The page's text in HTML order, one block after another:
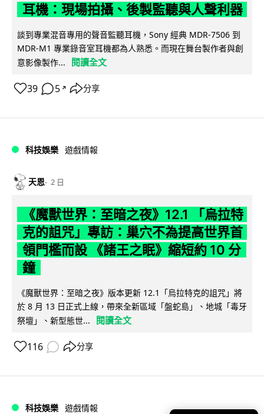
耳機：現場拍攝、後製監聽與人聲利器
談到專業混音專用的聲音監聽耳機，Sony 經典 MDR-7506 到
MDR-M1 專業錄音室耳機都為人熟悉。而現在舞台製作者與創
意影像製作...
閱讀全文
39 5 ↗ 分享
科技娛樂 遊戲情報
天恩 2 日
《魔獸世界：至暗之夜》12.1 「烏拉特
克的詛咒」專訪：巢穴不為提高世界首
領門檻而設 《諸王之眠》縮短約 10 分
鐘
《魔獸世界：至暗之夜》版本更新 12.1「烏拉特克的詛咒」將
於 8 月 13 日正式上線，帶來全新區域「盤蛇島」、地城「毒牙
祭壇」、新型態世...
閱讀全文
116 分享
科技娛樂 遊戲情報